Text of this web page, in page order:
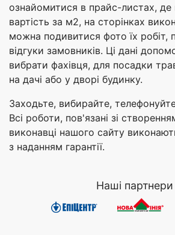
ознайомитися в прайс-листах, де
вартість за м2, на сторінках
можна подивитися фото їх робіт,
відгуки замовників. Ці дані
вибрати фахівця, для посадки
на дачі або у дворі будинку.
Заходьте, вибирайте,
Всі роботи, пов'язані зі
виконавці нашого сайту
з наданням гарантії.
Наші партнери